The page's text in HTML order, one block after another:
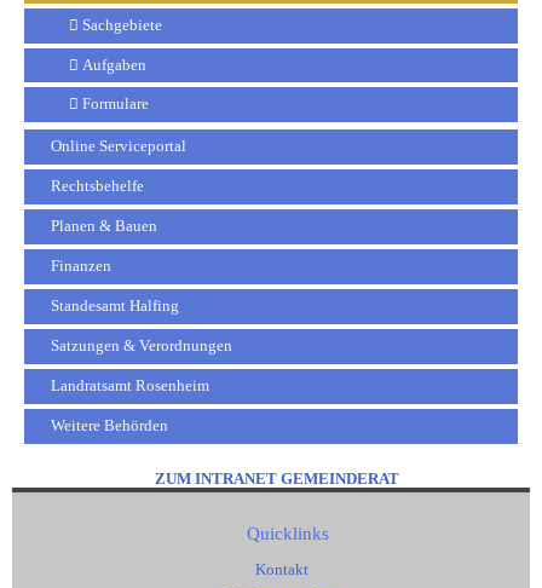
Sachgebiete
Aufgaben
Formulare
Online Serviceportal
Rechtsbehelfe
Planen & Bauen
Finanzen
Standesamt Halfing
Satzungen & Verordnungen
Landratsamt Rosenheim
Weitere Behörden
ZUM INTRANET GEMEINDERAT
Quicklinks
Kontakt